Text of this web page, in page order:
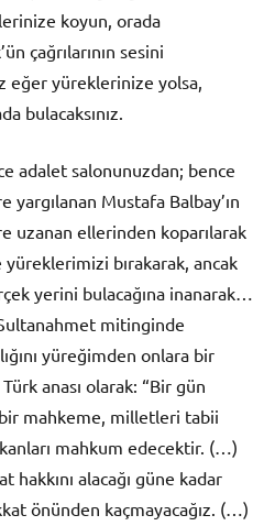
koyun, orada
çağrılarının sesini
eğer yüreklerinize yolsa,
bulacaksınız.
adalet salonunuzdan; bence
Mustafa Balbay’ın
uzanan ellerinden koparılarak
bırakarak, ancak
yerini bulacağına inanarak…
mitinginde
yüreğimden onlara bir
anası olarak: “Bir gün
mahkeme, milletleri tabii
mahkum edecektir. (…)
hakkını alacağı güne kadar
önünden kaçmayacağız. (…)